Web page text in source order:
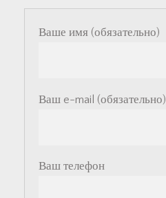
Ваше имя (обязательно)
Ваш e-mail (обязательно)
Ваш телефон